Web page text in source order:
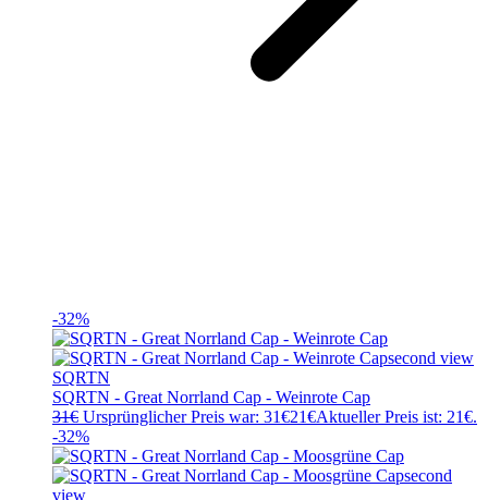
-32%
SQRTN
SQRTN - Great Norrland Cap - Weinrote Cap
31€ Ursprünglicher Preis war: 31€21€Aktueller Preis ist: 21€.
-32%